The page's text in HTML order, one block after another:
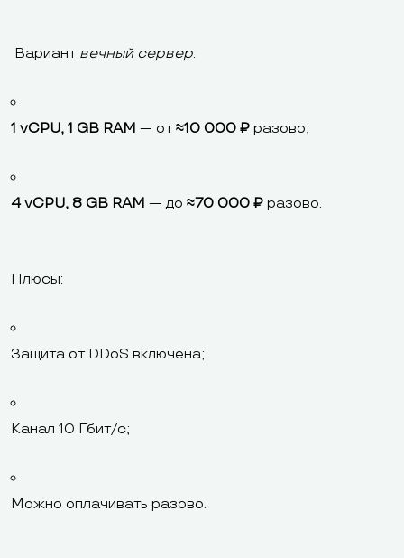
Вариант вечный сервер:
1 vCPU, 1 GB RAM — от≈10 000 ₽ разово;
4 vCPU, 8 GB RAM — до ≈70 000 ₽ разово.
Плюсы:
Защита от DDoS включена;
Канал 10 Гбит/с;
Можно оплачивать разово.